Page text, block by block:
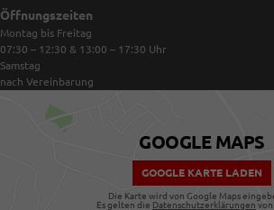
Öffnungszeiten
Montag bis Freitag
07:30 – 12:30 & 13:00 – 17:30 Uhr
Samstag
nach Vereinbarung
GOOGLE MAPS
GOOGLE KARTE LADEN
Die Karte wird von Google Maps
Es gelten die Datenschutzerklärungen